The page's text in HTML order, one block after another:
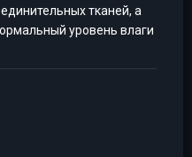
тканей, а
уровень влаги